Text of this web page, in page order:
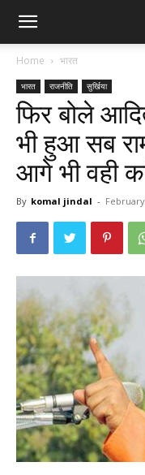
Home भारत
भारत राजनीति सुर्खिया
फिर बोले
भी हुआ सब
आगे भी वही
By komal jindal -